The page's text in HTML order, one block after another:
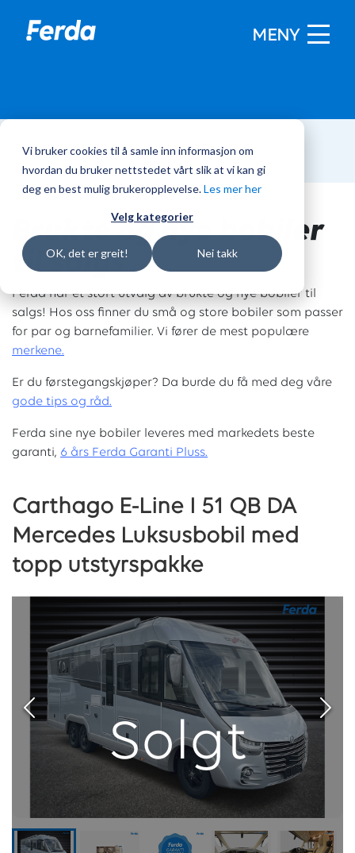
Vi bruker cookies til å samle inn informasjon om
hvordan du bruker nettstedet vårt slik at vi kan gi
deg en best mulig brukeropplevelse.Les mer her
Velg kategorier
OK, det er greit! Nei takk
MENY
Hjem/Bobiler
Brukte og nye bobiler
til salgs
Ferda har et stort utvalg av brukte og nye bobiler til
salgs! Hos oss finner du små og store bobiler som passer
for par og barnefamilier. Vi fører de mest populære
merkene.
Er du førstegangskjøper? Da burde du få med deg våre
gode tips og råd.
Ferda sine nye bobiler leveres med markedets beste
garanti, 6 års Ferda Garanti Pluss.
Carthago E-Line I 51 QB DA
Mercedes Luksusbobil med
topp utstyrspakke
Solgt